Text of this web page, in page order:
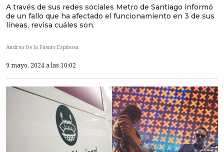
A través de sus redes sociales Metro de Santiago informó
de un fallo que ha afectado el funcionamiento en 3 de sus
líneas, revisa cuáles son.
Andrea De la Fuente Espinosa
9 mayo, 2024 a las 10:02